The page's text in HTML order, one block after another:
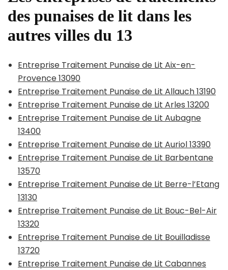
des punaises de lit dans les
autres villes du 13
Entreprise Traitement Punaise de Lit Aix-en-
Provence 13090
Entreprise Traitement Punaise de Lit Allauch 13190
Entreprise Traitement Punaise de Lit Arles 13200
Entreprise Traitement Punaise de Lit Aubagne
13400
Entreprise Traitement Punaise de Lit Auriol 13390
Entreprise Traitement Punaise de Lit Barbentane
13570
Entreprise Traitement Punaise de Lit Berre-l’Etang
13130
Entreprise Traitement Punaise de Lit Bouc-Bel-Air
13320
Entreprise Traitement Punaise de Lit Bouilladisse
13720
Entreprise Traitement Punaise de Lit Cabannes